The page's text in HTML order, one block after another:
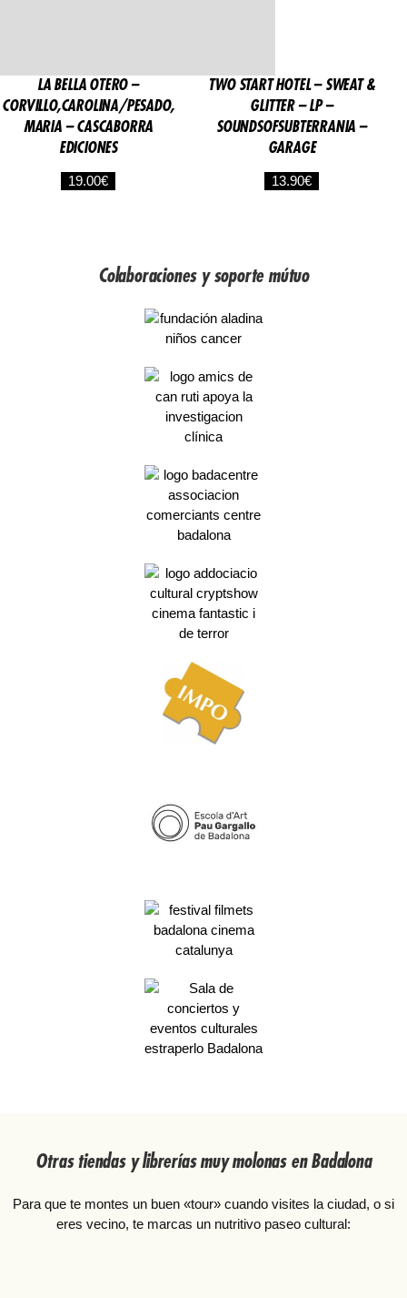
LA BELLA OTERO –
CORVILLO,CAROLINA/PESADO,
MARIA – CASCABORRA
EDICIONES
19.00€
TWO START HOTEL – SWEAT &
GLITTER – LP –
SOUNDSOFSUBTERRANIA –
GARAGE
13.90€
Colaboraciones y soporte mútuo
Otras tiendas y librerías muy molonas en Badalona
Para que te montes un buen «tour» cuando visites la ciudad, o si
eres vecino, te marcas un nutritivo paseo cultural: